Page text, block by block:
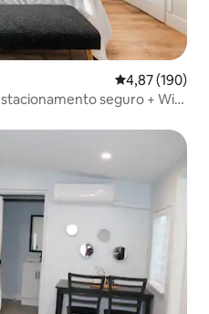
4,87 de uma
4,87 (190)
seguro + Wi-
hóspedes